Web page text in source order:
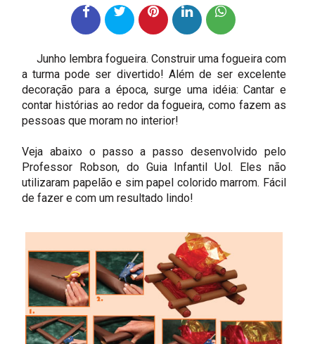
Junho lembra fogueira. Construir uma fogueira com
a turma pode ser divertido! Além de ser excelente
decoração para a época, surge uma idéia: Cantar e
contar histórias ao redor da fogueira, como fazem as
pessoas que moram no interior!
Veja abaixo o passo a passo desenvolvido pelo
Professor Robson, do Guia Infantil Uol. Eles não
utilizaram papelão e sim papel colorido marrom. Fácil
de fazer e com um resultado lindo!